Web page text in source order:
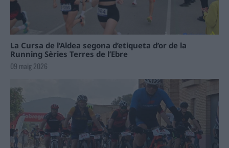
La Cursa de l’Aldea segona d’etiqueta d’or de la
Running Sèries Terres de l’Ebre
09 maig 2026